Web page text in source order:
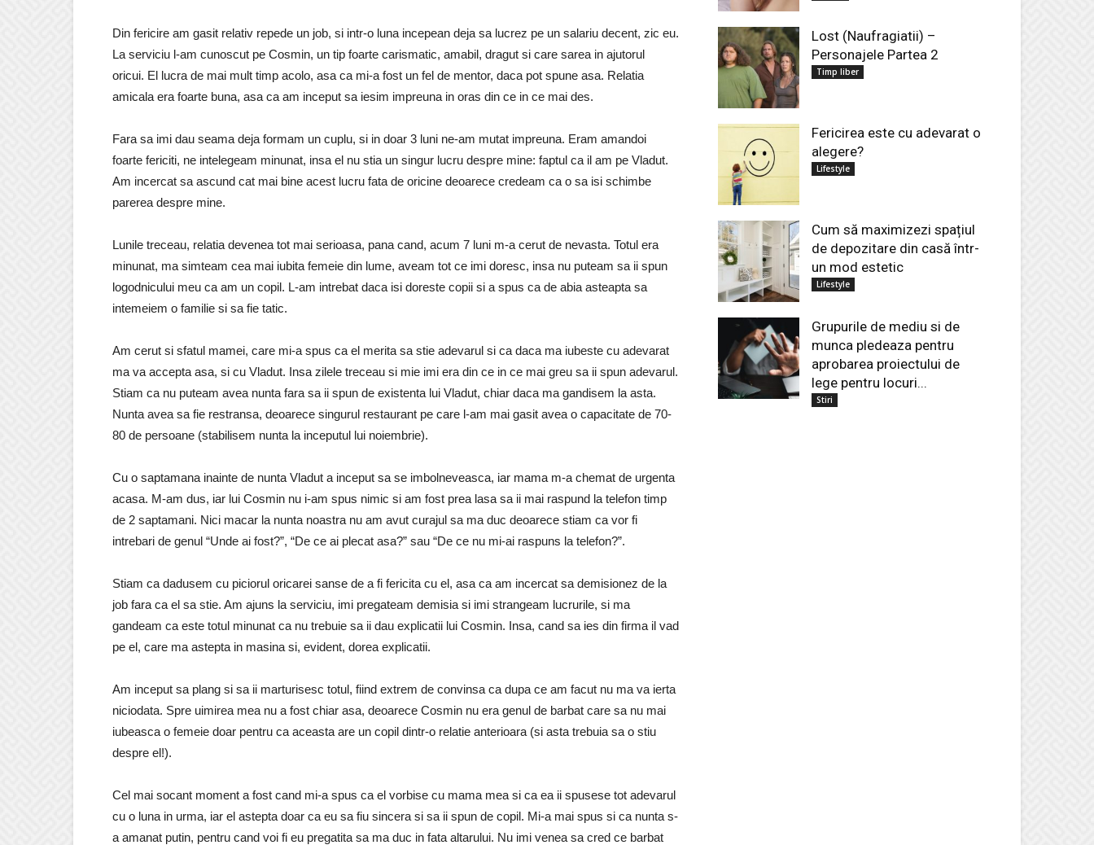
Din fericire am gasit relativ repede un job, si intr-o luna incepean deja sa lucrez pe un salariu decent, zic eu.
La serviciu l-am cunoscut pe Cosmin, un tip foarte carismatic, amabil, dragut si care sarea in ajutorul
oricui. El lucra de mai mult timp acolo, asa ca mi-a fost un fel de mentor, daca pot spune asa. Relatia
amicala era foarte buna, asa ca am inceput sa iesim impreuna in oras din ce in ce mai des.
Fara sa imi dau seama deja formam un cuplu, si in doar 3 luni ne-am mutat impreuna. Eram amandoi
foarte fericiti, ne intelegeam minunat, insa el nu stia un singur lucru despre mine: faptul ca il am pe Vladut.
Am incercat sa ascund cat mai bine acest lucru fata de oricine deoarece credeam ca o sa isi schimbe
parerea despre mine.
Lunile treceau, relatia devenea tot mai serioasa, pana cand, acum 7 luni m-a cerut de nevasta. Totul era
minunat, ma simteam cea mai iubita femeie din lume, aveam tot ce imi doresc, insa nu puteam sa ii spun
logodnicului meu ca am un copil. L-am intrebat daca isi doreste copii si a spus ca de abia asteapta sa
intemeiem o familie si sa fie tatic.
Am cerut si sfatul mamei, care mi-a spus ca el merita sa stie adevarul si ca daca ma iubeste cu adevarat
ma va accepta asa, si cu Vladut. Insa zilele treceau si mie imi era din ce in ce mai greu sa ii spun adevarul.
Stiam ca nu puteam avea nunta fara sa ii spun de existenta lui Vladut, chiar daca ma gandisem la asta.
Nunta avea sa fie restransa, deoarece singurul restaurant pe care l-am mai gasit avea o capacitate de 70-
80 de persoane (stabilisem nunta la inceputul lui noiembrie).
Cu o saptamana inainte de nunta Vladut a inceput sa se imbolneveasca, iar mama m-a chemat de urgenta
acasa. M-am dus, iar lui Cosmin nu i-am spus nimic si am fost prea lasa sa ii mai raspund la telefon timp
de 2 saptamani. Nici macar la nunta noastra nu am avut curajul sa ma duc deoarece stiam ca vor fi
intrebari de genul “Unde ai fost?”, “De ce ai plecat asa?” sau “De ce nu mi-ai raspuns la telefon?”.
Stiam ca dadusem cu piciorul oricarei sanse de a fi fericita cu el, asa ca am incercat sa demisionez de la
job fara ca el sa stie. Am ajuns la serviciu, imi pregateam demisia si imi strangeam lucrurile, si ma
gandeam ca este totul minunat ca nu trebuie sa ii dau explicatii lui Cosmin. Insa, cand sa ies din firma il vad
pe el, care ma astepta in masina si, evident, dorea explicatii.
Am inceput sa plang si sa ii marturisesc totul, fiind extrem de convinsa ca dupa ce am facut nu ma va ierta
niciodata. Spre uimirea mea nu a fost chiar asa, deoarece Cosmin nu era genul de barbat care sa nu mai
iubeasca o femeie doar pentru ca aceasta are un copil dintr-o relatie anterioara (si asta trebuia sa o stiu
despre el!).
Cel mai socant moment a fost cand mi-a spus ca el vorbise cu mama mea si ca ea ii spusese tot adevarul
cu o luna in urma, iar el astepta doar ca eu sa fiu sincera si sa ii spun de copil. Mi-a mai spus si ca nunta s-
a amanat putin, pentru cand voi fi eu pregatita sa ma duc in fata altarului. Nu imi venea sa cred ce barbat
Lost (Naufragiatii) –
Personajele Partea 2
Timp liber
Fericirea este cu adevarat o
alegere?
Lifestyle
Cum să maximizezi spațiul
de depozitare din casă într-
un mod estetic
Lifestyle
Grupurile de mediu si de
munca pledeaza pentru
aprobarea proiectului de
lege pentru locuri...
Stiri